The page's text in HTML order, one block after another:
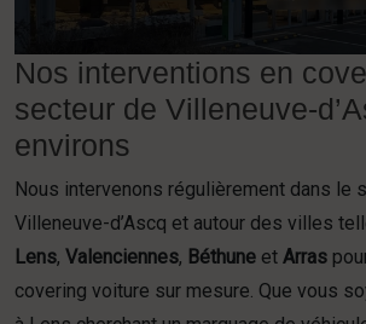
Nos interventions en
secteur de Villeneuve-
environs
Nous intervenons régulièrement dans le
Villeneuve-d’Ascq et autour des villes
Lens, Valenciennes, Béthune et Arras
covering voiture sur mesure. Que vous